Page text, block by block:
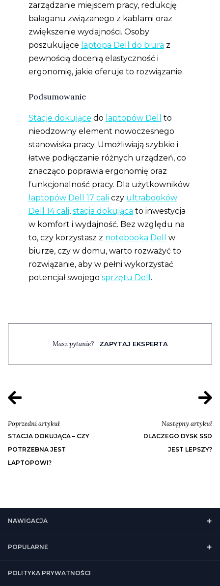
zarządzanie miejscem pracy, redukcję
bałaganu związanego z kablami oraz
zwiększenie wydajności. Osoby
poszukujące laptopa Dell do biura z
pewnością docenią elastyczność i
ergonomię, jakie oferuje to rozwiązanie.
Podsumowanie
Stacje dokujące do laptopów Dell
to
nieodzowny element nowoczesnego
stanowiska pracy. Umożliwiają szybkie i
łatwe podłączanie różnych urządzeń, co
znacząco poprawia ergonomię oraz
funkcjonalność pracy. Dla użytkowników
laptopów Dell 17 cali czy ultrabooków
Dell 14 cali, stacja dokująca to inwestycja
w komfort i wydajność. Bez względu na
to, czy korzystasz z notebooka Dell
w
biurze, czy w domu, warto rozważyć to
rozwiązanie, aby w pełni wykorzystać
potencjał swojego sprzętu Dell .
Masz pytanie? ZAPYTAJ EKSPERTA
Poprzedni artykuł
STACJA DOKUJĄCA – CZY
POTRZEBNA JEST
LAPTOPOWI?
Następny artykuł
DLACZEGO DYSK SSD
JEST LEPSZY?
NAWIGACJA
POPULARNE
POLITYKA PRYWATNOŚCI